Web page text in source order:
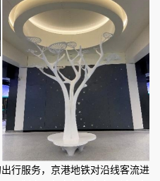
行服务，京港地铁对沿线客流进